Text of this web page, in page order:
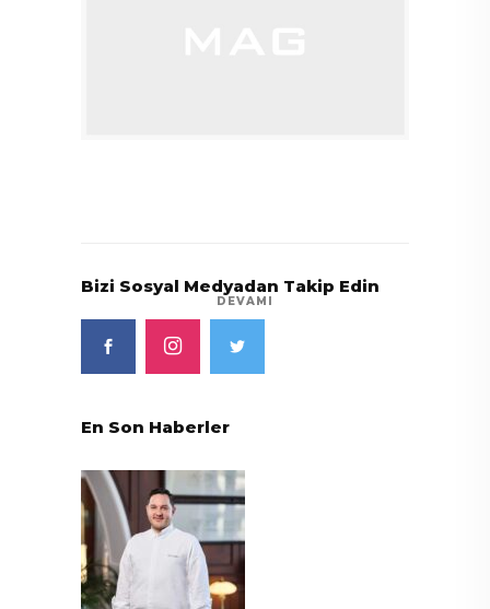
DEVAMI
Bizi Sosyal Medyadan Takip Edin
En Son Haberler